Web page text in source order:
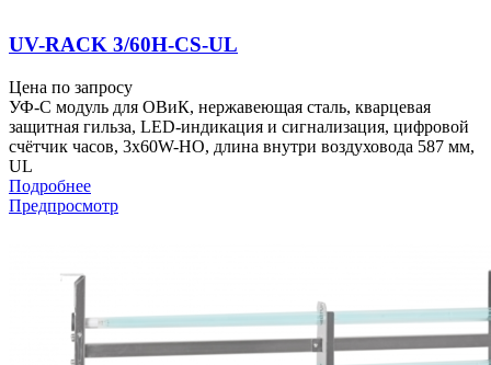
UV-RACK 3/60H-CS-UL
Цена по запросу
УФ-С модуль для ОВиК, нержавеющая сталь, кварцевая
защитная гильза, LED-индикация и сигнализация, цифровой
счётчик часов, 3x60W-HO, длина внутри воздуховода 587 мм,
UL
Подробнее
Предпросмотр